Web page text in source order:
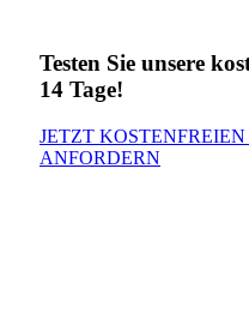
Testen Sie unsere
14 Tage!
JETZT
ANFORDERN